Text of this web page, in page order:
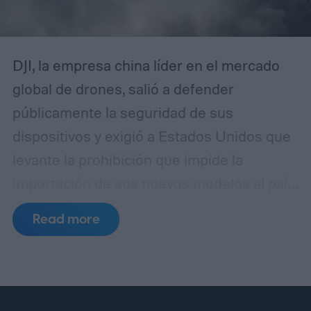
medición certificados.
DJI, la empresa china líder en el mercado
global de drones, salió a defender
públicamente la seguridad de sus
dispositivos y exigió a Estados Unidos que
norteamericano. La compañía señaló que
las preocupaciones de Washington
Read more